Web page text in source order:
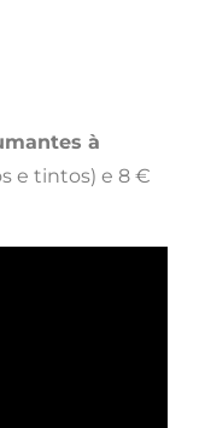
à
e tintos) e 8 €